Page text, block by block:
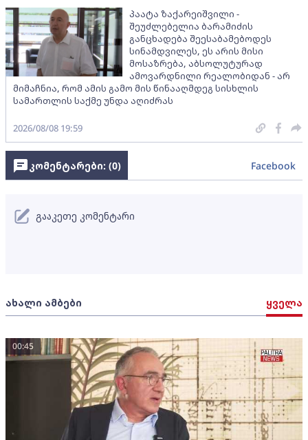
პაატა ზაქარეიშვილი -
შეუძლებელია ბარამიძის
განცხადება შეესაბამებოდეს
სინამდვილეს, ეს არის მისი
მოსაზრება, აბსოლუტურად
ამოვარდნილი რეალობიდან - არ
მიმაჩნია, რომ ამის გამო მის წინააღმდეგ სისხლის
სამართლის საქმე უნდა აღიძრას
2026/08/08 19:59
ახალი ამბები ყველა
00:45
კომენტარები: (0) Facebook
გააკეთე კომენტარი